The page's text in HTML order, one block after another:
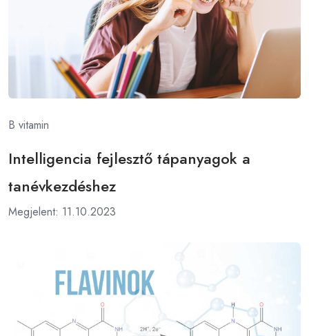
B vitamin
Intelligencia fejlesztő tápanyagok a
tanévkezdéshez
Megjelent: 11.10.2023